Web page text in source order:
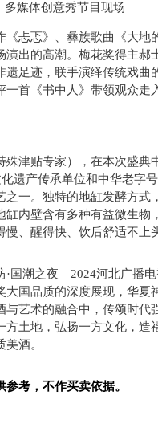
多媒体创意秀节目现场
忐忑》、彝族歌曲《大地
出的高潮。梅花奖得主郝
足迹，联手演绎传统戏曲
首《书中人》带领观众走
津贴专家），在本次盛典
遗产传承单位和中华老字
一。独特的地缸发酵方式
内壁含有多种有益微生物
、醒得快、饮后舒适不上
国潮之夜—2024河北广播
国品质的深度展现，华夏
艺术的融合中，传颂时代
土地，弘扬一方文化，造
酒。
考，不作买卖依据。